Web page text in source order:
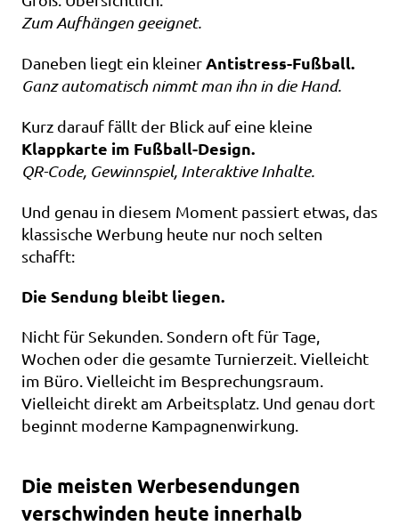
Zum Aufhängen geeignet.
Daneben liegt ein kleiner
Ganz automatisch nimmt man ihn in die Hand.
QR-Code, Gewinnspiel, Interaktive Inhalte.
Und genau in diesem Moment passiert etwas, das
klassische Werbung heute nur noch selten
schafft:
Die Sendung bleibt liegen.
Nicht für Sekunden. Sondern oft für Tage,
Wochen oder die gesamte Turnierzeit. Vielleicht
im Büro. Vielleicht im Besprechungsraum.
Vielleicht direkt am Arbeitsplatz. Und genau dort
beginnt moderne Kampagnenwirkung.
Die meisten Werbesendungen
verschwinden heute innerhalb